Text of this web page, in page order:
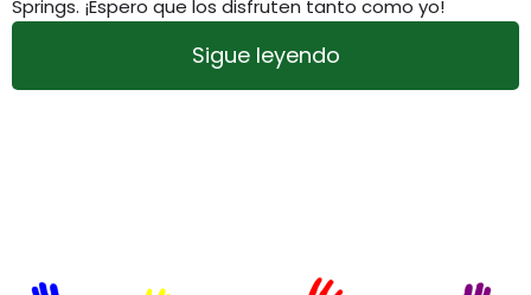
Springs. ¡Espero que los disfruten tanto como yo!
Sigue leyendo